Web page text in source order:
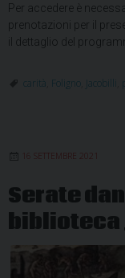
Per accedere è
prenotazioni per il
il dettaglio del
carità Foligno Jacobilli
16 SETTEMBRE 2021
Serate
biblioteca